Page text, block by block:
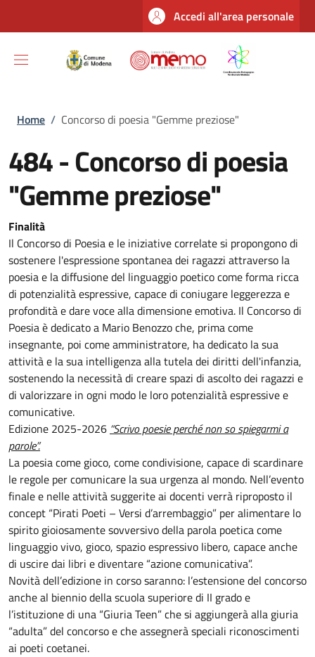
Accedi all'area personale
Briciole di pane
Home / Concorso di poesia "Gemme preziose"
484 - Concorso di poesia
"Gemme preziose"
Finalità
Il Concorso di Poesia e le iniziative correlate si propongono di
sostenere l'espressione spontanea dei ragazzi attraverso la
poesia e la diffusione del linguaggio poetico come forma ricca
di potenzialità espressive, capace di coniugare leggerezza e
profondità e dare voce alla dimensione emotiva. Il Concorso di
Poesia è dedicato a Mario Benozzo che, prima come
insegnante, poi come amministratore, ha dedicato la sua
attività e la sua intelligenza alla tutela dei diritti dell'infanzia,
sostenendo la necessità di creare spazi di ascolto dei ragazzi e
di valorizzare in ogni modo le loro potenzialità espressive e
comunicative.
Edizione 2025-2026 “Scrivo poesie perché non so spiegarmi a
parole”.
La poesia come gioco, come condivisione, capace di scardinare
le regole per comunicare la sua urgenza al mondo. Nell’evento
finale e nelle attività suggerite ai docenti verrà riproposto il
concept “Pirati Poeti – Versi d’arrembaggio” per alimentare lo
spirito gioiosamente sovversivo della parola poetica come
linguaggio vivo, gioco, spazio espressivo libero, capace anche
di uscire dai libri e diventare “azione comunicativa”.
Novità dell’edizione in corso saranno: l’estensione del concorso
anche al biennio della scuola superiore di II gradoe
l’istituzione di una “Giuria Teen”che si aggiungerà alla giuria
“adulta” del concorso e che assegnerà speciali riconoscimenti
ai poeti coetanei.